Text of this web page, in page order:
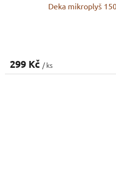
Deka mikroplyš
299 Kč / ks